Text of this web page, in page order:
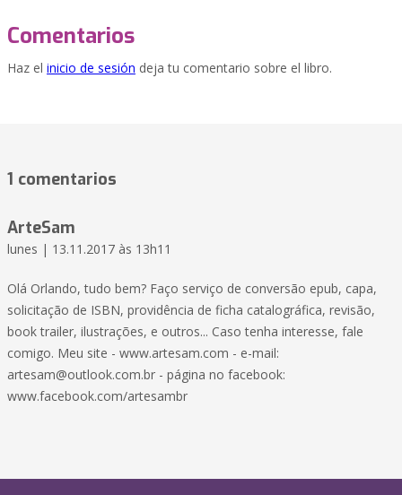
Comentarios
Haz el inicio de sesión deja tu comentario sobre el libro.
1 comentarios
ArteSam
lunes | 13.11.2017 às 13h11
Olá Orlando, tudo bem? Faço serviço de conversão epub, capa,
solicitação de ISBN, providência de ficha catalográfica, revisão,
book trailer, ilustrações, e outros... Caso tenha interesse, fale
comigo. Meu site - www.artesam.com - e-mail:
artesam@outlook.com.br - página no facebook:
www.facebook.com/artesambr